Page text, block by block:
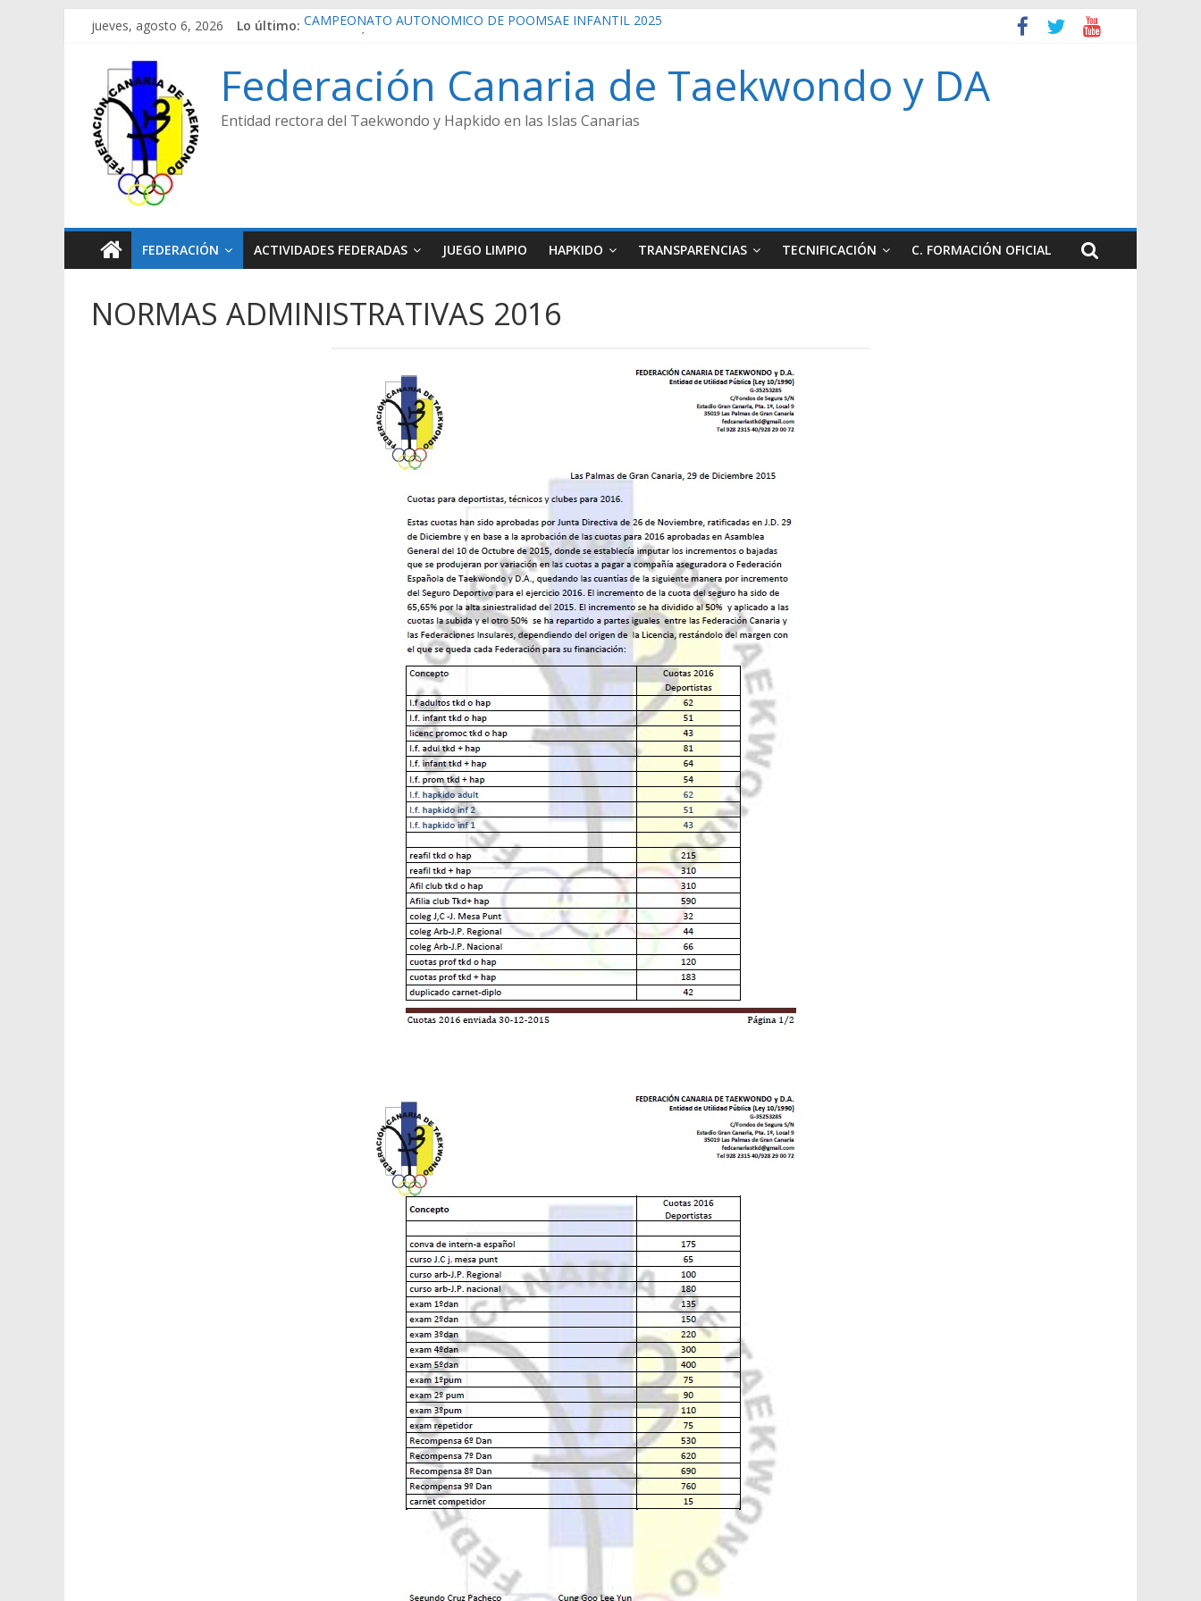
Saltar
contenido
jueves, agosto 6, 2026 Lo último: CAMPEONATO AUTONÓMICO DE POOMSAE INFANTIL 2025
CAMPEONATO AUTONÓMICO CADETE 2026 GANADORES
CAMPEONATO AUTONÓMICO JUNIOR 24/01/2026 GANADORES
CAMPEONATO AUTONÓMICO SENIOR 2025
Federación Canaria de Taekwondo y DA
Entidad rectora del Taekwondo y Hapkido en las Islas Canarias
FEDERACIÓN ACTIVIDADES FEDERADAS JUEGO LIMPIO HAPKIDO TRANSPARENCIAS TECNIFICACIÓN C. FORMACIÓN OFICIAL
NORMAS ADMINISTRATIVAS 2016